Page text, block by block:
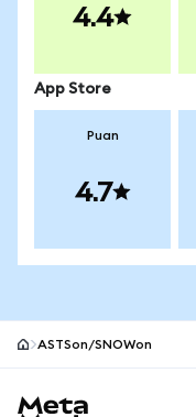
4.4
App Store
Puan
4.7
ASTSon/SNOWon